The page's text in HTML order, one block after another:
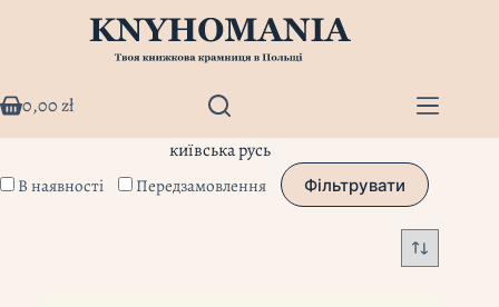
Кошик
0,00zł
київська русь
В наявності Передзамовлення Фільтрувати